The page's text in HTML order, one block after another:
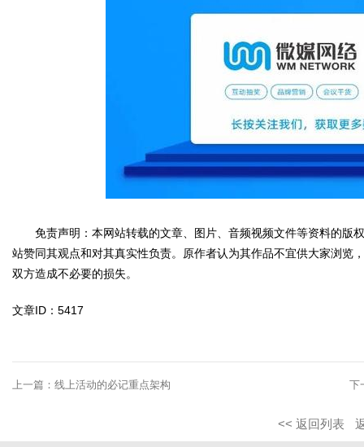
免责声明：本网站转载的文章、图片、音频视频文件等资料的版
站赞同其观点和对其真实性负责。原作者认为其作品不宜供大家浏览
双方造成不必要的损失。
文章ID：5417
上一篇： 线上活动的必记重点架构 下
<< 返回列表